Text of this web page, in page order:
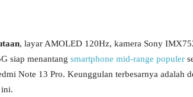
, layar AMOLED 120Hz, kamera Sony
siap menantang smartphone mid-range populer
Note 13 Pro. Keunggulan terbesarnya adalah
ini.